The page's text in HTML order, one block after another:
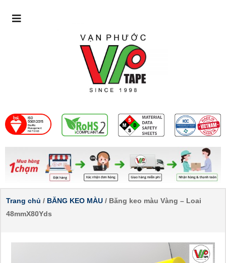
Trang chủ / BĂNG KEO MÀU / Băng keo màu Vàng – Loai
48mmX80Yds